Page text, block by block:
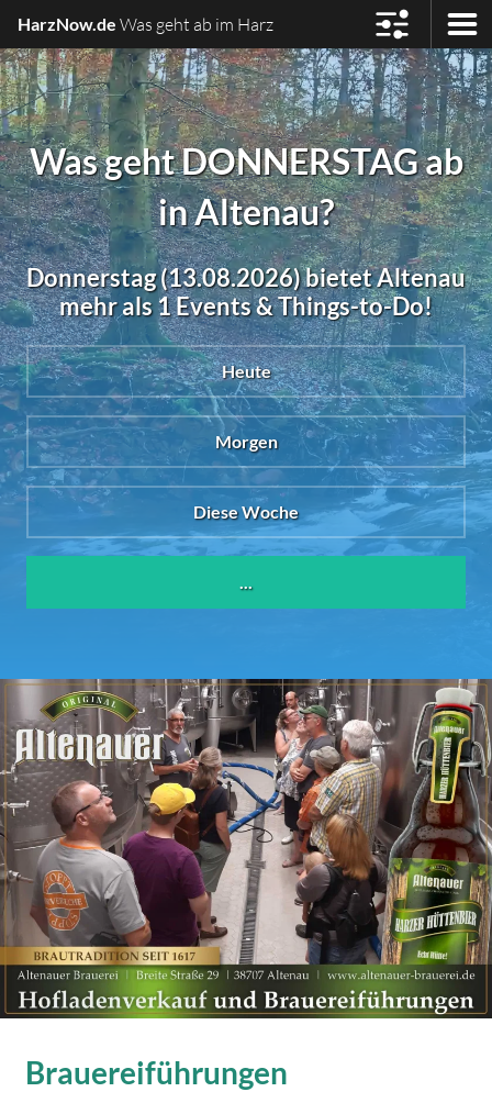
HarzNow.de Was geht ab im Harz
Was geht DONNERSTAG ab
in Altenau?
Donnerstag (13.08.2026) bietet Altenau
mehr als 1 Events & Things-to-Do!
Heute
Morgen
Diese Woche
Brauereiführungen